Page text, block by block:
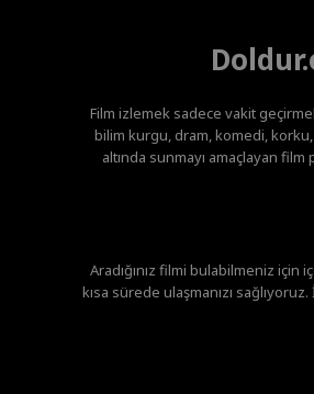
Film izlemek sadece vakit
bilim kurgu, dram, komedi,
altında sunmayı amaçlayan
Aradığınız filmi bulabilmeniz için
kısa sürede ulaşmanızı